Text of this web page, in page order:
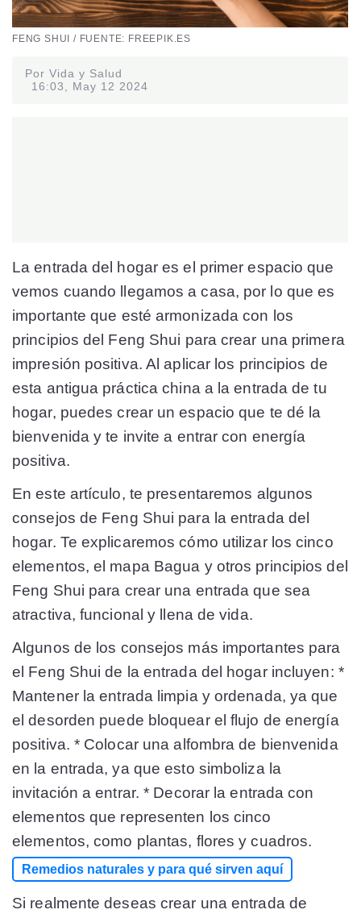
FENG SHUI / FUENTE: FREEPIK.ES
Por Vida y Salud
16:03, May 12 2024
La entrada del hogar es el primer espacio que
vemos cuando llegamos a casa, por lo que es
importante que esté armonizada con los
principios del Feng Shui para crear una primera
impresión positiva. Al aplicar los principios de
esta antigua práctica china a la entrada de tu
hogar, puedes crear un espacio que te dé la
bienvenida y te invite a entrar con energía
positiva.
En este artículo, te presentaremos algunos
consejos de Feng Shui para la entrada del
hogar. Te explicaremos cómo utilizar los cinco
elementos, el mapa Bagua y otros principios del
Feng Shui para crear una entrada que sea
atractiva, funcional y llena de vida.
Algunos de los consejos más importantes para
el Feng Shui de la entrada del hogar incluyen: *
Mantener la entrada limpia y ordenada, ya que
el desorden puede bloquear el flujo de energía
positiva. * Colocar una alfombra de bienvenida
en la entrada, ya que esto simboliza la
invitación a entrar. * Decorar la entrada con
elementos que representen los cinco
elementos, como plantas, flores y cuadros.
Remedios naturales y para qué sirven aquí
Si realmente deseas crear una entrada de